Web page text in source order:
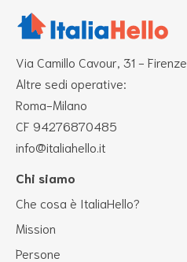
Via Camillo Cavour, 31 - Firenze
Altre sedi operative:
Roma-Milano
CF 94276870485
info@italiahello.it
Chi siamo
Che cosa è ItaliaHello?
Mission
Persone